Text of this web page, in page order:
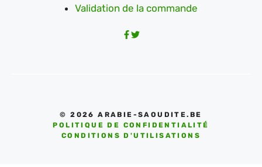
Validation de la commande
© 2026 ARABIE-SAOUDITE.BE
POLITIQUE DE CONFIDENTIALITÉ
CONDITIONS D'UTILISATIONS